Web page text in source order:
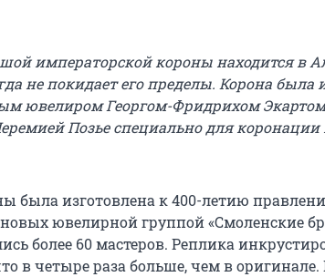
императорской короны находится в
не покидает его пределы. Корона была
ювелиром Георгом-Фридрихом
Позье специально для
была изготовлена к 400-летию
ювелирной группой «Смоленские
более 60 мастеров. Реплика
в четыре раза больше, чем в оригинале.